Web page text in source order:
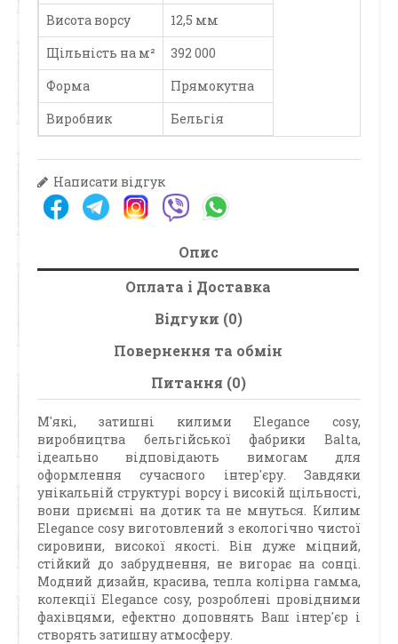
Висота ворсу
12,5 мм
Щільність на м²
392 000
Форма
Прямокутна
Виробник
Бельгія
Написати відгук
Опис
Оплата і Доставка
Відгуки (0)
Повернення та обмін
Питання (0)
М'які, затишні килими Elegance cosy,
виробництва бельгійської фабрики Balta,
ідеально відповідають вимогам для
оформлення сучасного інтер'єру. Завдяки
унікальній структурі ворсу і високій щільності,
вони приємні на дотик та не мнуться. Килим
Elegance cosy виготовлений з екологічно чистої
сировини, високої якості. Він дуже міцний,
стійкий до забруднення, не вигорає на сонці.
Модний дизайн, красива, тепла колірна гамма,
колекції Elegance cosy, розроблені провідними
фахівцями, ефектно доповнять Ваш інтер'єр і
створять затишну атмосферу.